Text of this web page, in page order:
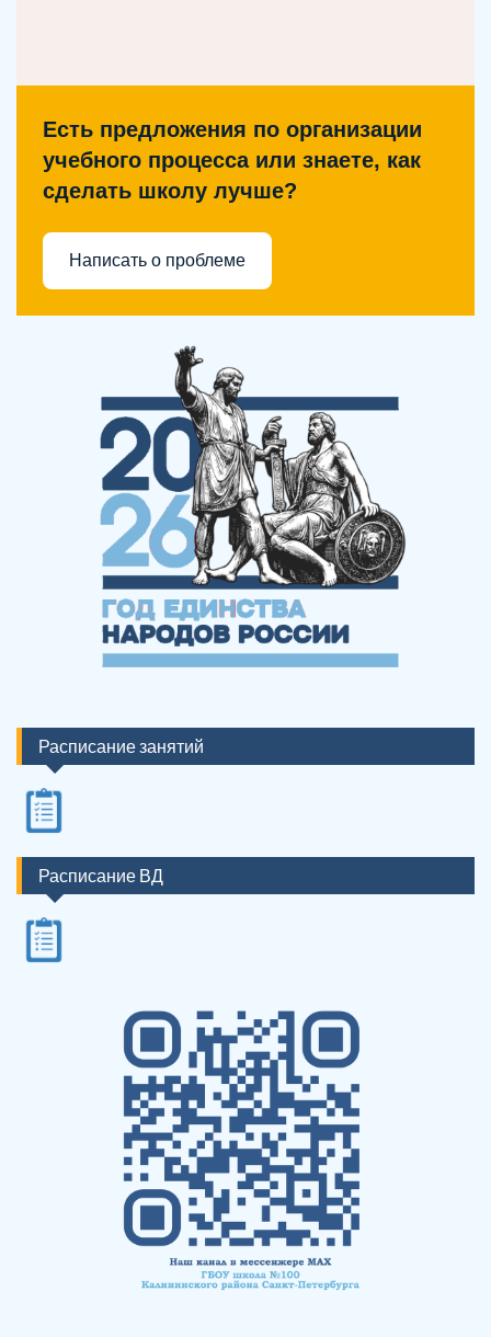
Есть предложения по организации
учебного процесса или знаете, как
сделать школу лучше?
Написать о проблеме
Расписание занятий
Расписание ВД